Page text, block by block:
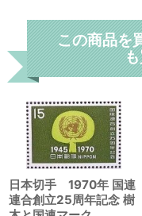
この商品を
日本切手 1970年 国連
連合創立25周年記念 樹